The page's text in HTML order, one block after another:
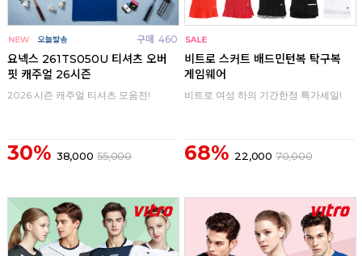
구매 460
요넥스 261TS050U 티셔츠 오버
핏 캐주얼 26시즌
2026 시즌 캐주얼 티셔츠 모음전!
30% 38,000 55,000
비트로 스커트 배드민턴복 탁구복
게임웨어
비트로 여성 하의 기간한정 특가세일!
68% 22,000 70,000